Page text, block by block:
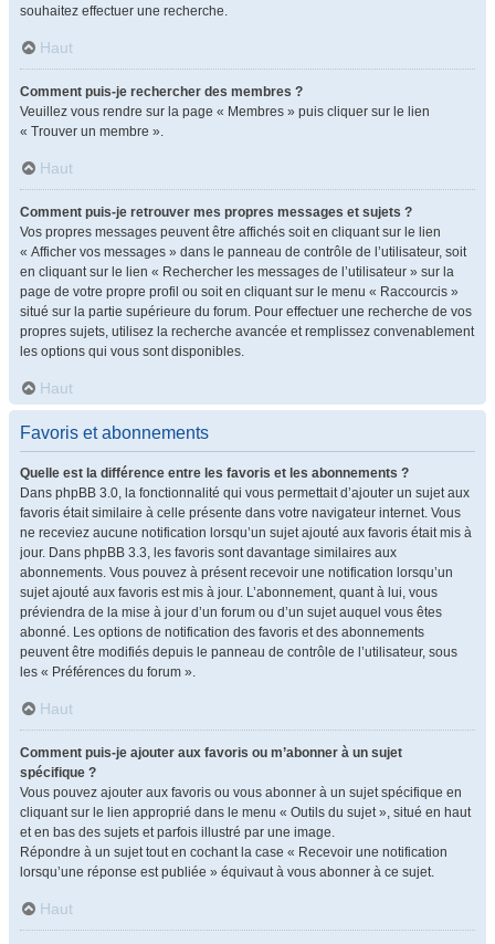
souhaitez effectuer une recherche.
Haut
Comment puis-je rechercher des membres ?
Veuillez vous rendre sur la page « Membres » puis cliquer sur le lien
« Trouver un membre ».
Haut
Comment puis-je retrouver mes propres messages et sujets ?
Vos propres messages peuvent être affichés soit en cliquant sur le lien
« Afficher vos messages » dans le panneau de contrôle de l’utilisateur, soit
en cliquant sur le lien « Rechercher les messages de l’utilisateur » sur la
page de votre propre profil ou soit en cliquant sur le menu « Raccourcis »
situé sur la partie supérieure du forum. Pour effectuer une recherche de vos
propres sujets, utilisez la recherche avancée et remplissez convenablement
les options qui vous sont disponibles.
Haut
Favoris et abonnements
Quelle est la différence entre les favoris et les abonnements ?
Dans phpBB 3.0, la fonctionnalité qui vous permettait d’ajouter un sujet aux
favoris était similaire à celle présente dans votre navigateur internet. Vous
ne receviez aucune notification lorsqu’un sujet ajouté aux favoris était mis à
jour. Dans phpBB 3.3, les favoris sont davantage similaires aux
abonnements. Vous pouvez à présent recevoir une notification lorsqu’un
sujet ajouté aux favoris est mis à jour. L’abonnement, quant à lui, vous
préviendra de la mise à jour d’un forum ou d’un sujet auquel vous êtes
abonné. Les options de notification des favoris et des abonnements
peuvent être modifiés depuis le panneau de contrôle de l’utilisateur, sous
les « Préférences du forum ».
Haut
Comment puis-je ajouter aux favoris ou m’abonner à un sujet
spécifique ?
Vous pouvez ajouter aux favoris ou vous abonner à un sujet spécifique en
cliquant sur le lien approprié dans le menu « Outils du sujet », situé en haut
et en bas des sujets et parfois illustré par une image.
Répondre à un sujet tout en cochant la case « Recevoir une notification
lorsqu’une réponse est publiée » équivaut à vous abonner à ce sujet.
Haut